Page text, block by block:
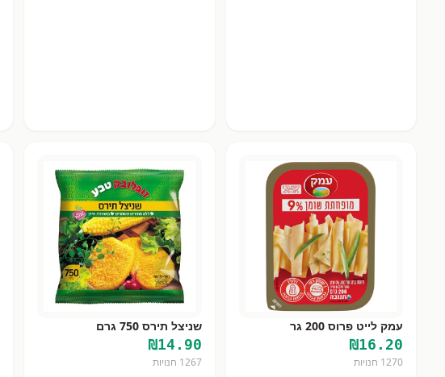
עמק לייט פרוס 200 גר
₪16.20
1270 חנויות
שניצל תירס 750 גרם
₪14.90
1267 חנויות